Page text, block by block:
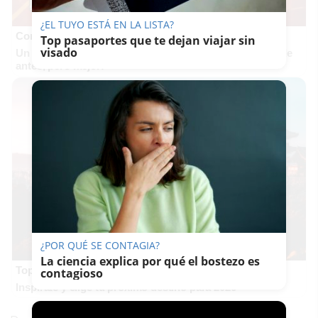
Corepunk MMORPG
Un verdadero MMORPG de la vieja escuela ¡Cómo los de
Top 2026: destinos clave
Inspírate y elige tu próximo destino para 2026
¿EL TUYO ESTÁ EN LA LISTA?
Top pasaportes que te dejan viajar sin
visado
¿POR QUÉ SE CONTAGIA?
La ciencia explica por qué el bostezo es
contagioso